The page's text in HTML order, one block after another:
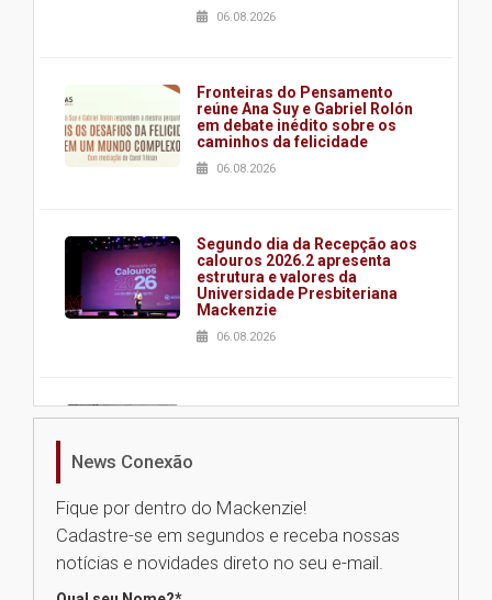
06.08.2026
Fronteiras do Pensamento
reúne Ana Suy e Gabriel Rolón
em debate inédito sobre os
caminhos da felicidade
06.08.2026
Segundo dia da Recepção aos
calouros 2026.2 apresenta
estrutura e valores da
Universidade Presbiteriana
Mackenzie
06.08.2026
Nova apresentação do Centro
Universidade Mackenzie
realizará nova edição da Feira
News Conexão
Fique por dentro do Mackenzie!
Cadastre-se em segundos e receba nossas
notícias e novidades direto no seu e-mail.